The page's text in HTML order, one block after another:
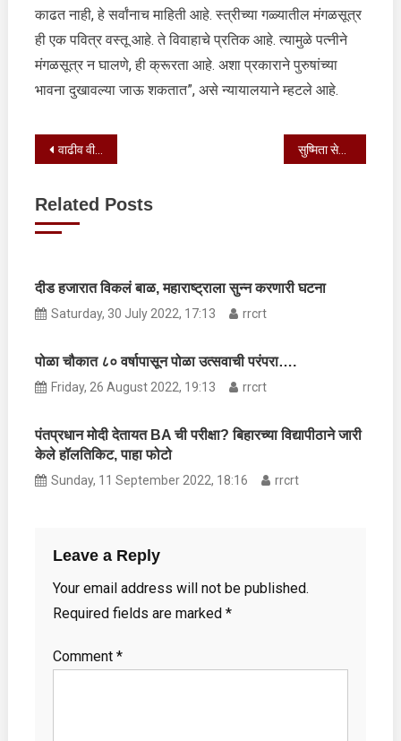
काढत नाही, हे सर्वांनाच माहिती आहे. स्त्रीच्या गळ्यातील मंगळसूत्र
ही एक पवित्र वस्तू आहे. ते विवाहाचे प्रतिक आहे. त्यामुळे पत्नीने
मंगळसूत्र न घालणे, ही क्रूरता आहे. अशा प्रकाराने पुरुषांच्या
भावना दुखावल्या जाऊ शकतात”, असे न्यायालयाने म्हटले आहे.
Post
वाढीव वीज दर रद्द करण्याची ‘आप’ तर्फे मागणी सुष्मिता सेन आणि ललित मोदींच्या रिलेशनशिपवर रणवीर सिंगने दिली प्रतिक्रिया
Related Posts
दीड हजारात विकलं बाळ, महाराष्ट्राला सुन्न करणारी घटना
Saturday, 30 July 2022, 17:13 rrcrt
पोळा चौकात ८० वर्षापासून पोळा उत्सवाची परंपरा….
Friday, 26 August 2022, 19:13 rrcrt
पंतप्रधान मोदी देतायत BA ची परीक्षा? बिहारच्या विद्यापीठाने जारी
केले हॉलतिकिट, पाहा फोटो
Sunday, 11 September 2022, 18:16 rrcrt
Leave a Reply
Your email address will not be published.
Required fields are marked *
Comment *